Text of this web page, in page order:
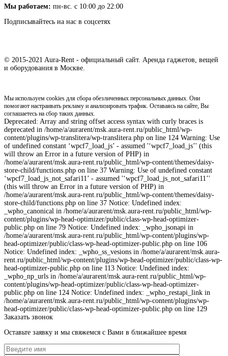
Мы работаем: пн-вс. с 10:00 до 22:00
Подписывайтесь на нас в соцсетях
© 2015-2021 Aura-Rent - официальный сайт. Аренда гаджетов, вещей
и оборудования в Москве.
Мы используем cookies для сбора обезличенных персональных данных. Они
помогают настраивать рекламу и анализировать трафик. Оставаясь на сайте, Вы
соглашаетесь на сбор таких данных.
Deprecated: Array and string offset access syntax with curly braces is
deprecated in /home/a/aurarent/msk.aura-rent.ru/public_html/wp-
content/plugins/wp-translitera/wp-translitera.php on line 124 Warning: Use
of undefined constant ‘wpcf7_load_js’ - assumed '‘wpcf7_load_js’' (this
will throw an Error in a future version of PHP) in
/home/a/aurarent/msk.aura-rent.ru/public_html/wp-content/themes/daisy-
store-child/functions.php on line 37 Warning: Use of undefined constant
‘wpcf7_load_js_not_safari11’ - assumed '‘wpcf7_load_js_not_safari11’'
(this will throw an Error in a future version of PHP) in
/home/a/aurarent/msk.aura-rent.ru/public_html/wp-content/themes/daisy-
store-child/functions.php on line 37 Notice: Undefined index:
_wpho_canonical in /home/a/aurarent/msk.aura-rent.ru/public_html/wp-
content/plugins/wp-head-optimizer/public/class-wp-head-optimizer-
public.php on line 79 Notice: Undefined index: _wpho_jsonapi in
/home/a/aurarent/msk.aura-rent.ru/public_html/wp-content/plugins/wp-
head-optimizer/public/class-wp-head-optimizer-public.php on line 106
Notice: Undefined index: _wpho_ss_vesions in /home/a/aurarent/msk.aura-
rent.ru/public_html/wp-content/plugins/wp-head-optimizer/public/class-wp-
head-optimizer-public.php on line 113 Notice: Undefined index:
_wpho_np_urls in /home/a/aurarent/msk.aura-rent.ru/public_html/wp-
content/plugins/wp-head-optimizer/public/class-wp-head-optimizer-
public.php on line 124 Notice: Undefined index: _wpho_restapi_link in
/home/a/aurarent/msk.aura-rent.ru/public_html/wp-content/plugins/wp-
head-optimizer/public/class-wp-head-optimizer-public.php on line 129
Заказать звонок
Оставьте заявку и мы свяжемся с Вами в ближайшее время